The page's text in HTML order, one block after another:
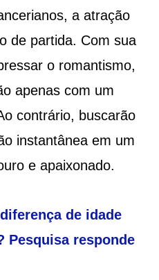
a atração
de partida. Com sua
o romantismo,
apenas com um
contrário, buscarão
instantânea em um
e apaixonado.
de idade
Pesquisa responde